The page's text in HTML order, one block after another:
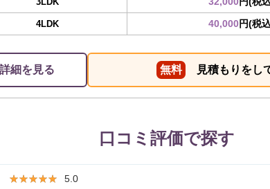
4LDK 40,000円(税
詳細を見る 無料 見積もりをし
口コミ評価で探す
★★★★★
★★★★★ 5.0